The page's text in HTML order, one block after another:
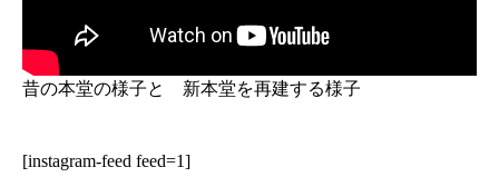
昔の本堂の様子と 新本堂を再建する様子
[instagram-feed feed=1]